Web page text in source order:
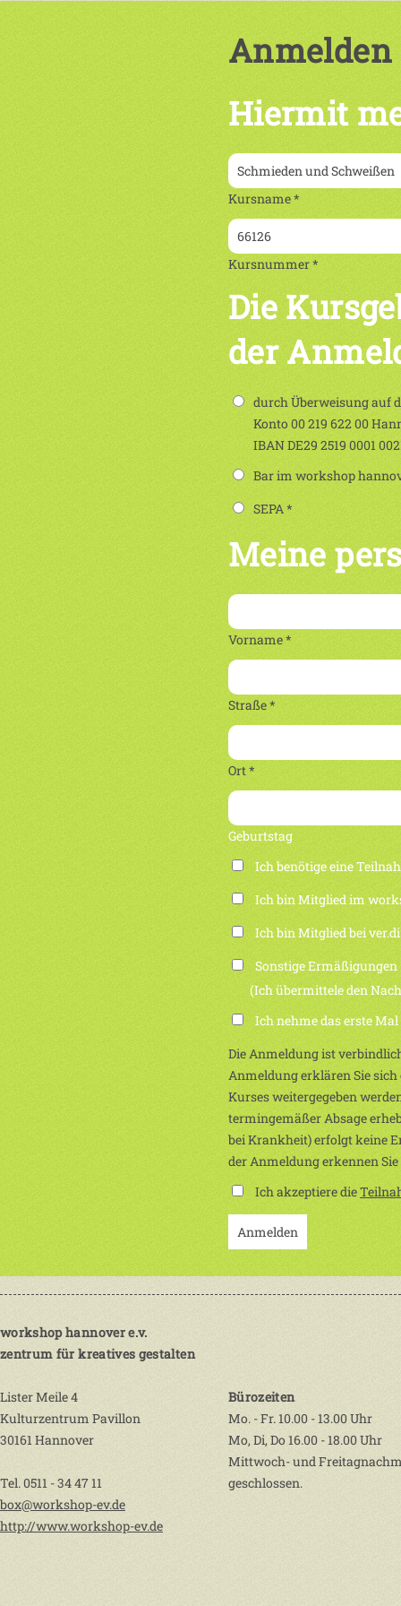
Anmelden
Hiermit
Kursname *
Kursnummer *
Die
der
durch Überweisung auf
Konto 00 219 622 00
IBAN DE29 2519 0001
Bar im workshop
SEPA *
Meine
Vorname *
Straße *
Ort *
Geburtstag
Ich benötige eine
Ich bin Mitglied im
Ich bin Mitglied bei ver.di
Sonstige Ermäßigungen
(Ich übermittele den
Ich nehme das erste
Die Anmeldung ist
Anmeldung erklären Sie
Kurses weitergegeben
termingemäßer Absage
bei Krankheit) erfolgt keine
der Anmeldung erkennen
Ich akzeptiere die
Anmelden
workshop hannover e.v.
zentrum für kreatives gestalten
Lister Meile 4
Kulturzentrum Pavillon
30161 Hannover
Tel. 0511 - 34 47 11
box@workshop-ev.de
http://www.workshop-ev.de
Bürozeiten
Mo. - Fr. 10.00 - 13.00 Uhr
Mo, Di, Do 16.00 - 18.00 Uhr
Mittwoch- und
geschlossen.